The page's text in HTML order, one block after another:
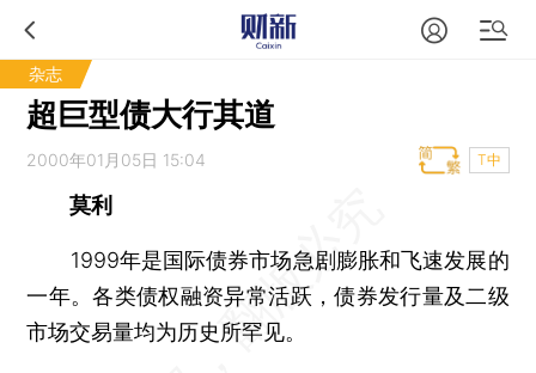
杂志
超巨型债大行其道
2000年01月05日 15:04 T中
莫利
1999年是国际债券市场急剧膨胀和飞速发展的
一年。各类债权融资异常活跃，债券发行量及二级
市场交易量均为历史所罕见。